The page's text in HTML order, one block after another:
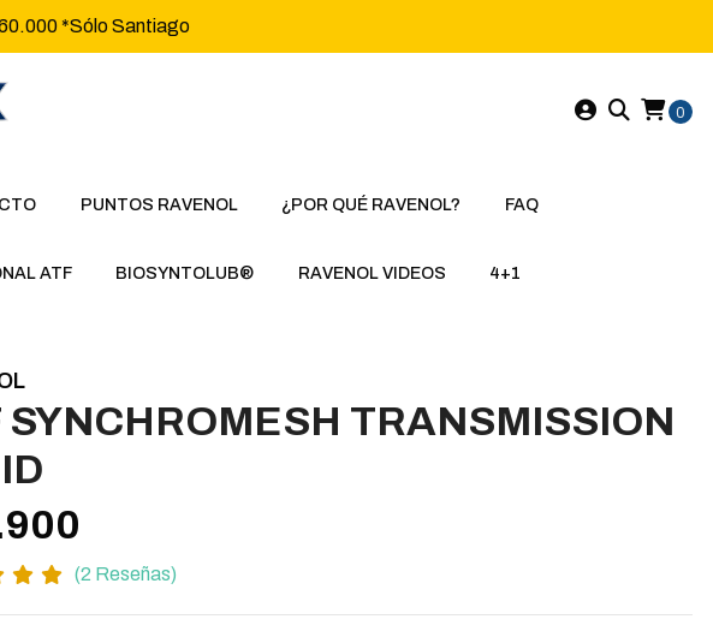
*Sólo Santiago
0
PUNTOS RAVENOL ¿POR QUÉ RAVENOL? FAQ
ATF BIOSYNTOLUB® RAVENOL VIDEOS 4+1
SYNCHROMESH TRANSMISSION
(2 Reseñas)